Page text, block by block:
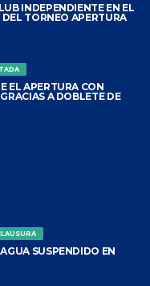
INDEPENDIENTE EN EL
DEL TORNEO APERTURA
EL APERTURA CON
A DOBLETE DE
SUSPENDIDO EN